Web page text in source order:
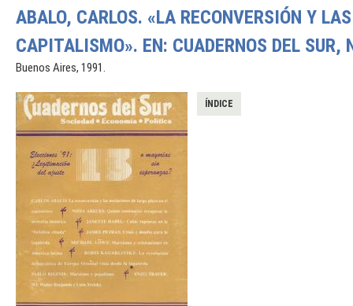
ABALO, CARLOS. «LA RECONVERSIÓN Y
CAPITALISMO». EN: CUADERNOS DEL SUR,
Buenos Aires, 1991.
ÍNDICE